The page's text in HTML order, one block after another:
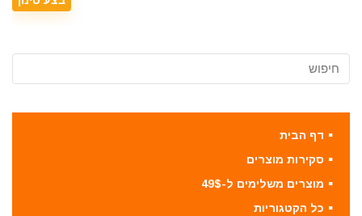
דף הבית
סקירות מוצרים
מוצרים משלימים ל-49$
כל הקטגוריות